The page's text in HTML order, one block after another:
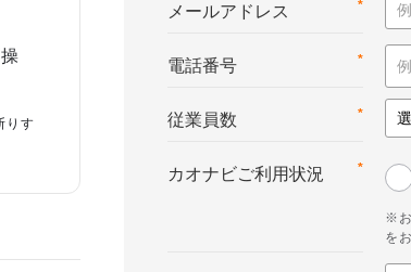
りす
*
メールアドレス
*
電話番号
*
従業員数
*
カオナビご利用状況
※お
を